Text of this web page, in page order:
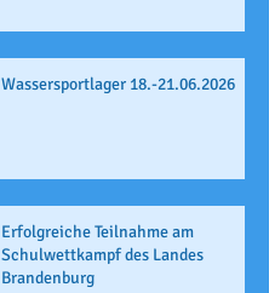
Wassersportlager 18.-21.06.2026
Erfolgreiche Teilnahme am
Schulwettkampf des Landes
Brandenburg